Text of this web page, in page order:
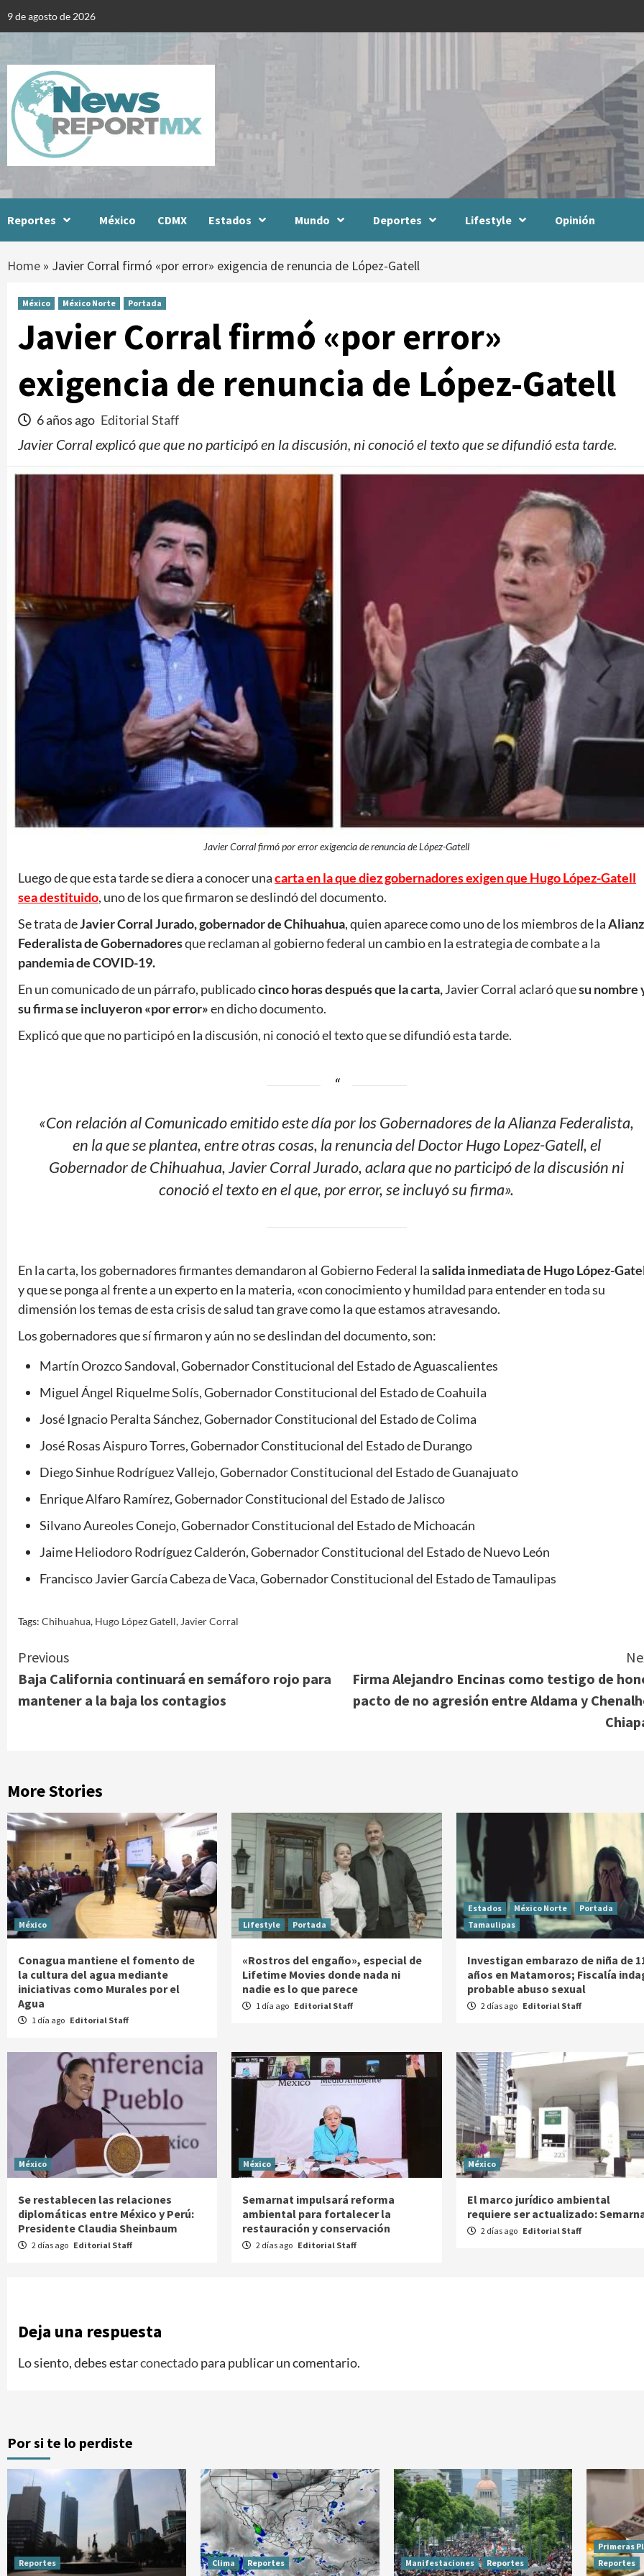
9 de agosto de 2026
Reportes México CDMX Estados Mundo Deportes Lifestyle Opinión
Home » Javier Corral firmó «por error» exigencia de renuncia de López-Gatell
México México Norte Portada
Javier Corral firmó «por error»
exigencia de renuncia de López-Gatell
6 años ago Editorial Staff
Javier Corral explicó que que no participó en la discusión, ni conoció el texto que se difundió esta tarde.
Javier Corral firmó por error exigencia de renuncia de López-Gatell
Luego de que esta tarde se diera a conocer unacarta en la que diez gobernadores exigen que Hugo López-Gatell
sea destituido, uno de los que firmaron se deslindó del documento.
Se trata deJavier Corral Jurado, gobernador de Chihuahua, quien aparece como uno de los miembros de la
Federalista de Gobernadoresque reclaman al gobierno federal un cambio en la estrategia de combate a la
pandemia de COVID-19.
En un comunicado de un párrafo, publicadocinco horas después que la carta,Javier Corral aclaró quesu nombre
su firma se incluyeron «por error»en dicho documento.
Explicó que que no participó en la discusión, ni conoció el texto que se difundió esta tarde.
«Con relación al Comunicado emitido este día por los Gobernadores de la Alianza Federalista,
en la que se plantea, entre otras cosas, la renuncia del Doctor Hugo Lopez-Gatell, el
Gobernador de Chihuahua, Javier Corral Jurado, aclara que no participó de la discusión ni
conoció el texto en el que, por error, se incluyó su firma».
En la carta, los gobernadores firmantes demandaron al Gobierno Federal lasalida inmediata de Hugo López-
y que se ponga al frente a un experto en la materia, «con conocimiento y humildad para entender en toda su
dimensión los temas de esta crisis de salud tan grave como la que estamos atravesando.
Los gobernadores que sí firmaron y aún no se deslindan del documento, son:
Martín Orozco Sandoval, Gobernador Constitucional del Estado de Aguascalientes
Miguel Ángel Riquelme Solís, Gobernador Constitucional del Estado de Coahuila
José Ignacio Peralta Sánchez, Gobernador Constitucional del Estado de Colima
José Rosas Aispuro Torres, Gobernador Constitucional del Estado de Durango
Diego Sinhue Rodríguez Vallejo, Gobernador Constitucional del Estado de Guanajuato
Enrique Alfaro Ramírez, Gobernador Constitucional del Estado de Jalisco
Silvano Aureoles Conejo, Gobernador Constitucional del Estado de Michoacán
Jaime Heliodoro Rodríguez Calderón, Gobernador Constitucional del Estado de Nuevo León
Francisco Javier García Cabeza de Vaca, Gobernador Constitucional del Estado de Tamaulipas
Tags: Chihuahua, Hugo López Gatell, Javier Corral
Continue
Reading
Previous
Baja California continuará en semáforo rojo para
mantener a la baja los contagios
Firma Alejandro Encinas como testigo de
pacto de no agresión entre Aldama y
More Stories
México
Conagua mantiene el fomento de
la cultura del agua mediante
iniciativas como Murales por el
Agua
1 día ago Editorial Staff
Lifestyle Portada
«Rostros del engaño», especial de
Lifetime Movies donde nada ni
nadie es lo que parece
1 día ago Editorial Staff
Estados México Norte
Portada
Tamaulipas
Investigan embarazo de niña de
años en Matamoros; Fiscalía
probable abuso sexual
2 días ago Editorial Staff
México
Se restablecen las relaciones
diplomáticas entre México y Perú:
Presidente Claudia Sheinbaum
2 días ago Editorial Staff
México
Semarnat impulsará reforma
ambiental para fortalecer la
restauración y conservación
2 días ago Editorial Staff
México
El marco jurídico ambiental
requiere ser actualizado:
2 días ago Editorial Staff
Deja una respuesta
Lo siento, debes estarconectadopara publicar un comentario.
Clima para hoy viernes 7 de agosto de 2026
Editorial Staff
Por si te lo perdiste
Reportes Clima Reportes Manifestaciones Reportes
Primeras
Reportes